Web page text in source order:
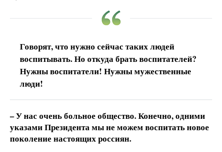
Говорят, что нужно сейчас таких людей
воспитывать. Но откуда брать воспитателей?
Нужны воспитатели! Нужны мужественные
люди!
– У нас очень больное общество. Конечно, одними
указами Президента мы не можем воспитать новое
поколение настоящих россиян.